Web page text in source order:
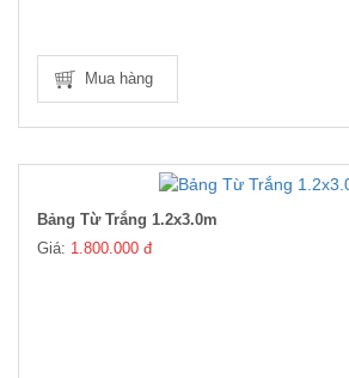
Mua hàng
Bảng Từ Trắng 1.2x3.0m
Giá: 1.800.000 đ